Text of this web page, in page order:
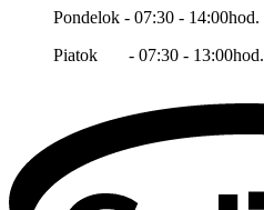
Pondelok - 07:30 - 14:00hod.
Piatok - 07:30 - 13:00hod.